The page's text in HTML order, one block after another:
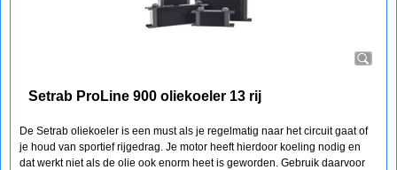
Setrab ProLine 900 oliekoeler 13 rij
De Setrab oliekoeler is een must als je regelmatig naar het circuit gaat of
je houd van sportief rijgedrag. Je motor heeft hierdoor koeling nodig en
dat werkt niet als de olie ook enorm heet is geworden. Gebruik daarvoor